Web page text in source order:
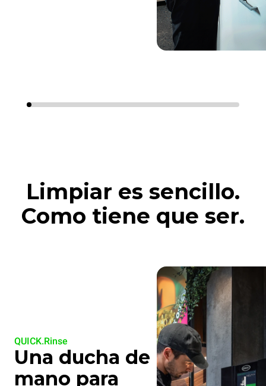
Limpiar es sencillo.
Como tiene que ser.
QUICK.Rinse
Una ducha de
mano para